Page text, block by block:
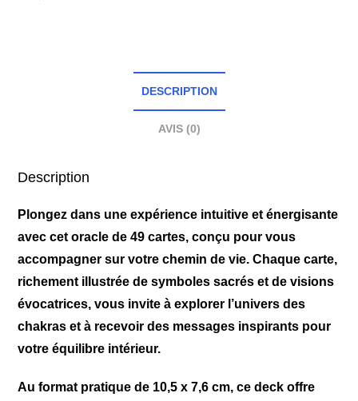
DESCRIPTION
AVIS (0)
Description
Plongez dans une expérience intuitive et énergisante
avec cet oracle de 49 cartes, conçu pour vous
accompagner sur votre chemin de vie. Chaque carte,
richement illustrée de symboles sacrés et de visions
évocatrices, vous invite à explorer l’univers des
chakras et à recevoir des messages inspirants pour
votre équilibre intérieur.
Au format pratique de 10,5 x 7,6 cm, ce deck offre